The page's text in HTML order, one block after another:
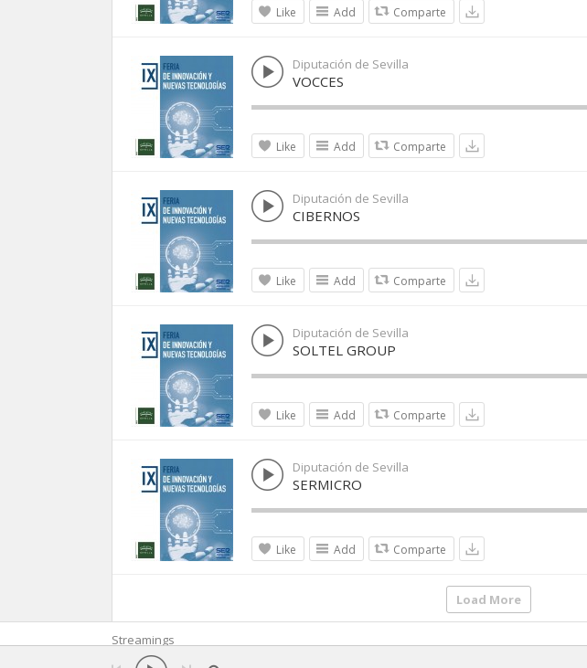
Like Add Comparte
Diputación de Sevilla
VOCCES
Like Add Comparte
Diputación de Sevilla
CIBERNOS
Like Add Comparte
Diputación de Sevilla
SOLTEL GROUP
Like Add Comparte
Diputación de Sevilla
SERMICRO
Like Add Comparte
Load More
Streamings
Copyright © 2026 Andalucía Centro. Todos los derechos reservados.